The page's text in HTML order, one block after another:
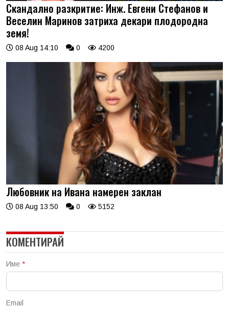
Скандално разкритие: Инж. Евгени Стефанов и
Веселин Маринов затриха декари плодородна
земя!
08 Aug 14:10 0 4200
Любовник на Ивана намерен заклан
08 Aug 13:50 0 5152
КОМЕНТИРАЙ
Име *
Email